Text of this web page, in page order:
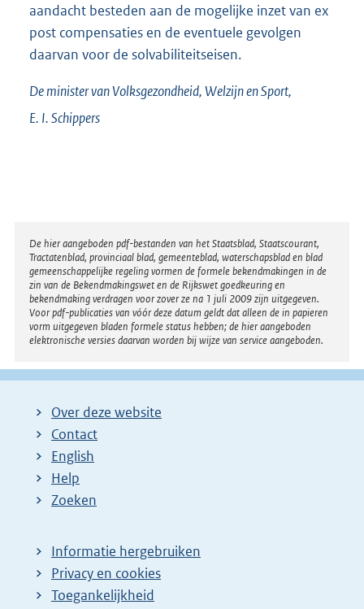
aandacht besteden aan de mogelijke inzet van ex
post compensaties en de eventuele gevolgen
daarvan voor de solvabiliteitseisen.
De minister van Volksgezondheid, Welzijn en Sport,
E. I.Schippers
Disclaimer
De hier aangeboden pdf-bestanden van het Staatsblad, Staatscourant,
Tractatenblad, provinciaal blad, gemeenteblad, waterschapsblad en blad
gemeenschappelijke regeling vormen de formele bekendmakingen in de
zin van de Bekendmakingswet en de Rijkswet goedkeuring en
bekendmaking verdragen voor zover ze na 1 juli 2009 zijn uitgegeven.
Voor pdf-publicaties van vóór deze datum geldt dat alleen de in papieren
vorm uitgegeven bladen formele status hebben; de hier aangeboden
elektronische versies daarvan worden bij wijze van service aangeboden.
Over deze website
Contact
English
Help
Zoeken
Informatie hergebruiken
Privacy en cookies
Toegankelijkheid